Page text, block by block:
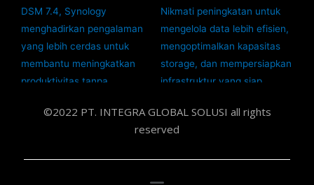
©2022 PT. INTEGRA GLOBAL SOLUSI all rights
reserved